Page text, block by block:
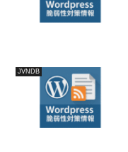
JVNDB